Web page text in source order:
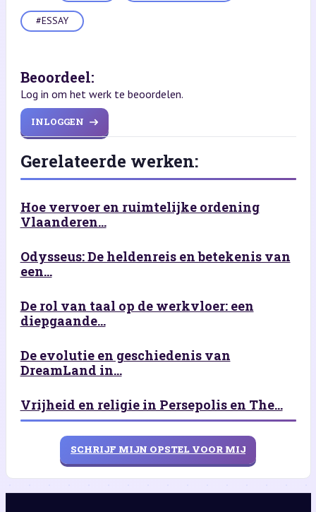
#ESSAY
Beoordeel:
Log in om het werk te beoordelen.
INLOGGEN
Gerelateerde werken:
Hoe vervoer en ruimtelijke ordening
Vlaanderen...
Odysseus: De heldenreis en betekenis van
een...
De rol van taal op de werkvloer: een
diepgaande...
De evolutie en geschiedenis van
DreamLand in...
Vrijheid en religie in Persepolis en The...
SCHRIJF MIJN OPSTEL VOOR MIJ